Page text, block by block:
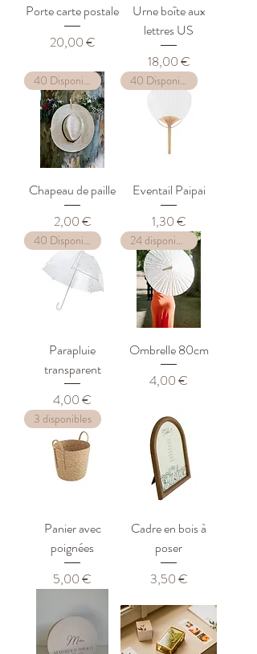
Porte carte postale
Prix
20,00 €
Urne boîte aux
lettres US
Prix
18,00 €
40 Disponibles
Chapeau de paille
Prix
2,00 €
40 Disponibles
Eventail Paipai
Prix
1,30 €
40 Disponibles
Parapluie
transparent
Prix
4,00 €
24 disponibles
Ombrelle 80cm
Prix
4,00 €
3 disponibles
Panier avec
poignées
Prix
5,00 €
Cadre en bois à
poser
Prix
3,50 €